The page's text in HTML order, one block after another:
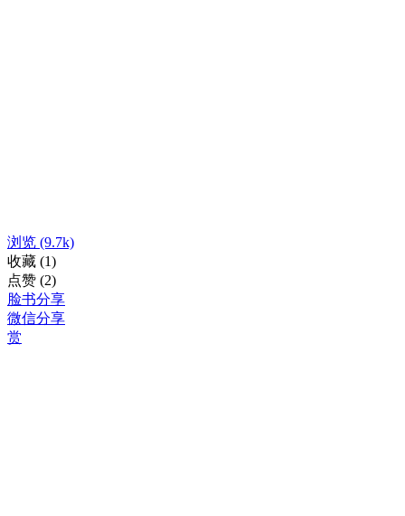
浏览 (9.7k)
收藏 (1)
点赞 (2)
脸书分享
微信分享
赏